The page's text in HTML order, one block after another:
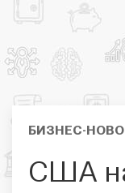
БИЗНЕС-
США